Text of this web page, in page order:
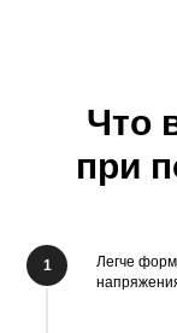
Что
при
Легче